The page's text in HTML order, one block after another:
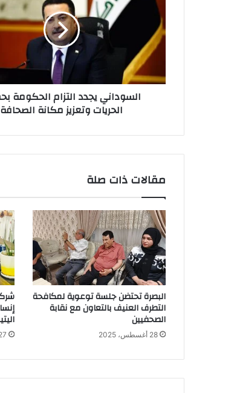
التزام
الحكومة
بحماية
الحريات
وتعزيز
الصحافة
السوداني يجدد التزام الحكومة
الحريات وتعزيز مكانة الصحافة
مقالات ذات صلة
البصرة تحتضن جلسة توعوية لمكافحة
التطرف العنيف بالتعاون مع نقابة
الصحفيين
28 أغسطس، 2025 27 أغسطس،